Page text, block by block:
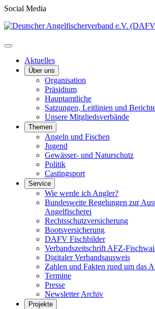
Social Media
Aktuelles
Über uns
Organisation
Präsidium
Hauptamtliche
Satzungen, Leitlinien und
Unsere Mitgliedsverbände
Themen
Angeln und Fischen
Jugend
Gewässer- und Naturschutz
Politik
Castingsport
Service
Wie werde ich Angler?
Bundesweite Regelungen zur
Angelfischerei
Rechtsschutzversicherung
Bootsversicherung
DAFV Fischbilder
Verbandszeitschrift AFZ-
Digitaler Verbandsausweis
Zahlen und Fakten rund um das
Termine
Presse
Newsletter Archiv
Projekte